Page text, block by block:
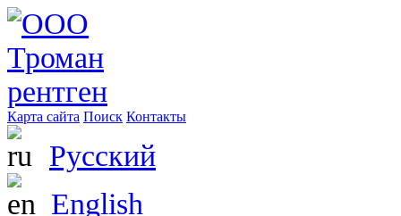
Карта сайта Поиск Контакты
Русский
English